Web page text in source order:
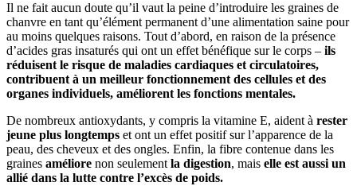
Il ne fait aucun doute qu’il vaut la peine d’introduire les graines de
chanvre en tant qu’élément permanent d’une alimentation saine pour
au moins quelques raisons. Tout d’abord, en raison de la présence
d’acides gras insaturés qui ont un effet bénéfique sur le corps – ils
réduisent le risque de maladies cardiaques et circulatoires,
contribuent à un meilleur fonctionnement des cellules et des
organes individuels, améliorent les fonctions mentales.
De nombreux antioxydants, y compris la vitamine E, aident à rester
jeune plus longtemps et ont un effet positif sur l’apparence de la
peau, des cheveux et des ongles. Enfin, la fibre contenue dans les
graines améliore non seulement la digestion, mais elle est aussi un
allié dans la lutte contre l’excès de poids.